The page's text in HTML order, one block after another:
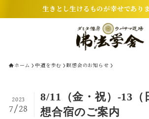
生きとし生けるものが幸せであり
ホーム 中道を歩む 瞑想会のお知らせ
8/11（金・祝）-13（
想合宿のご案内
2023
7/28